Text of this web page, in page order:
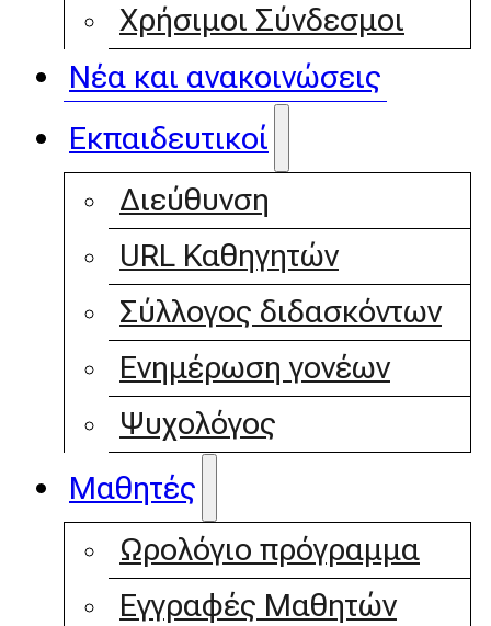
Χρήσιμοι Σύνδεσμοι
Νέα και ανακοινώσεις
Εκπαιδευτικοί
Διεύθυνση
URL Καθηγητών
Σύλλογος διδασκόντων
Ενημέρωση γονέων
Ψυχολόγος
Μαθητές
Ωρολόγιο πρόγραμμα
Εγγραφές Μαθητών